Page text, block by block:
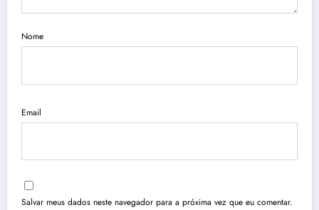
Nome
Email
Salvar meus dados neste navegador para a próxima vez que eu comentar.